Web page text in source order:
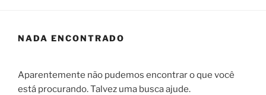
NADA ENCONTRADO
Aparentemente não pudemos encontrar o que você
está procurando. Talvez uma busca ajude.